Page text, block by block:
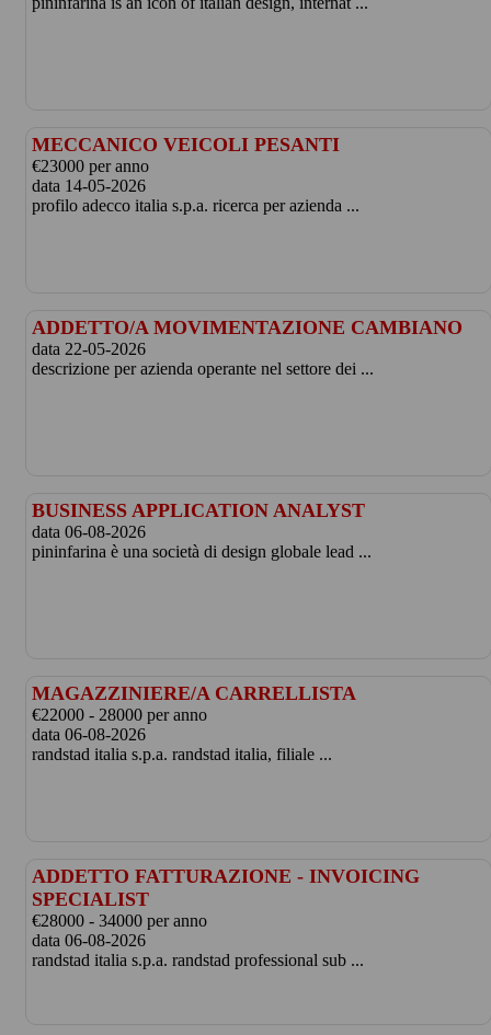
MECCANICO VEICOLI PESANTI
€23000 per anno
data 14-05-2026
profilo adecco italia s.p.a. ricerca per azienda ...
ADDETTO/A MOVIMENTAZIONE CAMBIANO
data 22-05-2026
descrizione per azienda operante nel settore dei ...
BUSINESS APPLICATION ANALYST
data 06-08-2026
pininfarina è una società di design globale lead ...
MAGAZZINIERE/A CARRELLISTA
€22000 - 28000 per anno
data 06-08-2026
randstad italia s.p.a. randstad italia, filiale ...
ADDETTO FATTURAZIONE - INVOICING
SPECIALIST
€28000 - 34000 per anno
data 06-08-2026
randstad italia s.p.a. randstad professional sub ...